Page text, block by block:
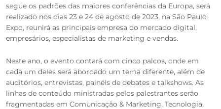
segue os padrões das maiores conferências da Europa, será
realizado nos dias 23 e 24 de agosto de 2023, na São Paulo
Expo, reunirá as principais empresa do mercado digital,
empresários, especialistas de marketing e vendas.
Neste ano, o evento contará com cinco palcos, onde em
cada um deles será abordado um tema diferente, além de
auditórios, entrevistas, painéis de debates e talkshows. As
linhas de conteúdo ministradas pelos palestrantes serão
fragmentadas em Comunicação & Marketing, Tecnologia,